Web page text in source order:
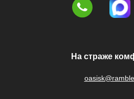
На страже